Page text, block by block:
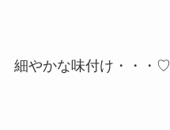
細やかな味付け・・・♡